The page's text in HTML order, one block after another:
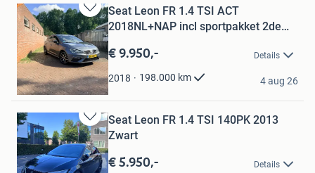
Bewaren
in
Mijn
Favorieten
Seat Leon FR 1.4 TSI ACT
2018NL+NAP incl sportpakket 2de
€ 9.950,- Details
2018 198.000 km
annie
's-Hertogenbosch
4 aug 26
Bewaren
in
Mijn
Favorieten
Seat Leon FR 1.4 TSI 140PK 2013
Zwart
€ 5.950,- Details